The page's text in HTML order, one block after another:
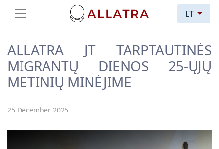
LT
ALLATRA JT TARPTAUTINĖS
MIGRANTŲ DIENOS 25-ŲJŲ
METINIŲ MINĖJIME
25 December 2025